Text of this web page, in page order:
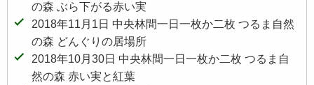
の森 ぶら下がる赤い実
2018年11月1日 中央林間一日一枚か二枚 つるま自然
の森 どんぐりの居場所
2018年10月30日 中央林間一日一枚か二枚 つるま自
然の森 赤い実と紅葉